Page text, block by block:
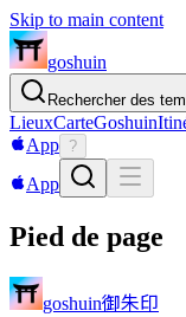
Skip to main content
goshuin
Rechercher des
LieuxCarteGoshuin
App ?
App
Pied de page
goshuin御朱印